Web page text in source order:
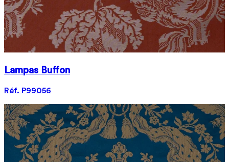
Lampas Buffon
Réf. P99056